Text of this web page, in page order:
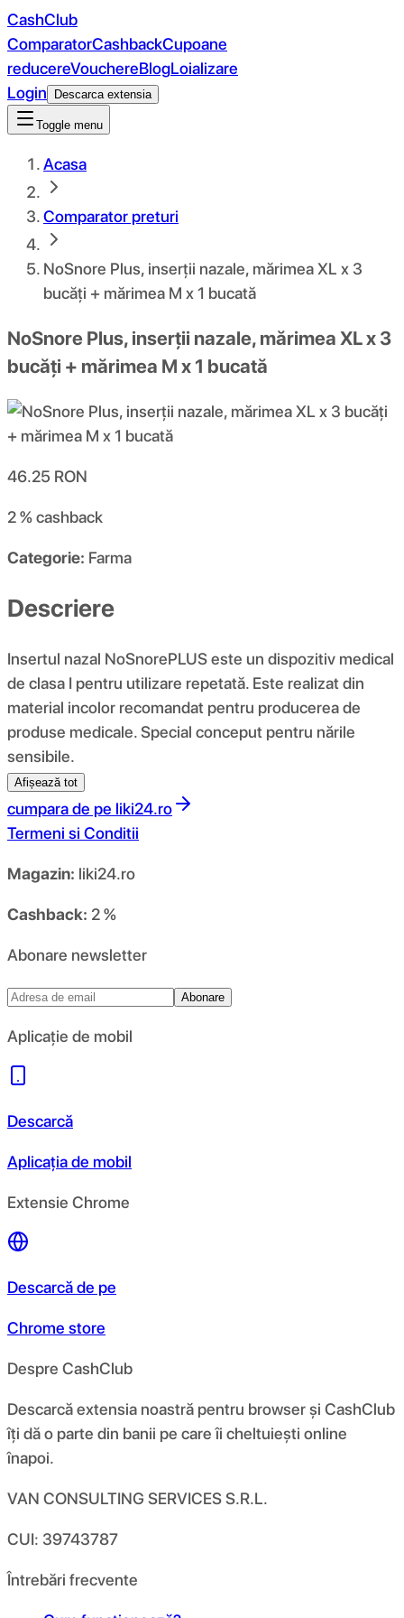
CashClub
ComparatorCashbackCupoane
reducereVouchereBlogLoializare
Login
Descarca extensia
Toggle menu
Acasa
Comparator preturi
NoSnore Plus, inserții nazale, mărimea XL x 3
bucăți + mărimea M x 1 bucată
NoSnore Plus, inserții nazale, mărimea XL x 3
bucăți + mărimea M x 1 bucată
46.25 RON
2 %cashback
Categorie: Farma
Descriere
Insertul nazal NoSnorePLUS este un dispozitiv medical
de clasa I pentru utilizare repetată. Este realizat din
material incolor recomandat pentru producerea de
produse medicale. Special conceput pentru nările
sensibile.
Afișează tot
cumpara de pe liki24.ro
Termeni si Conditii
Magazin: liki24.ro
Cashback: 2 %
Abonare newsletter
Abonare
Aplicație de mobil
Descarcă
Aplicația de mobil
Extensie Chrome
Descarcă de pe
Chrome store
Despre CashClub
Descarcă extensia noastră pentru browser și CashClub
îți dă o parte din banii pe care îi cheltuiești online
înapoi.
VAN CONSULTING SERVICES S.R.L.
CUI: 39743787
Întrebări frecvente